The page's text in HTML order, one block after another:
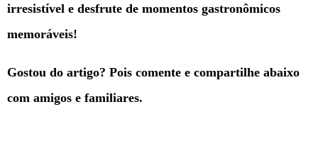
irresistível e desfrute de momentos gastronômicos
memoráveis!
Gostou do artigo? Pois comente e compartilhe abaixo
com amigos e familiares.